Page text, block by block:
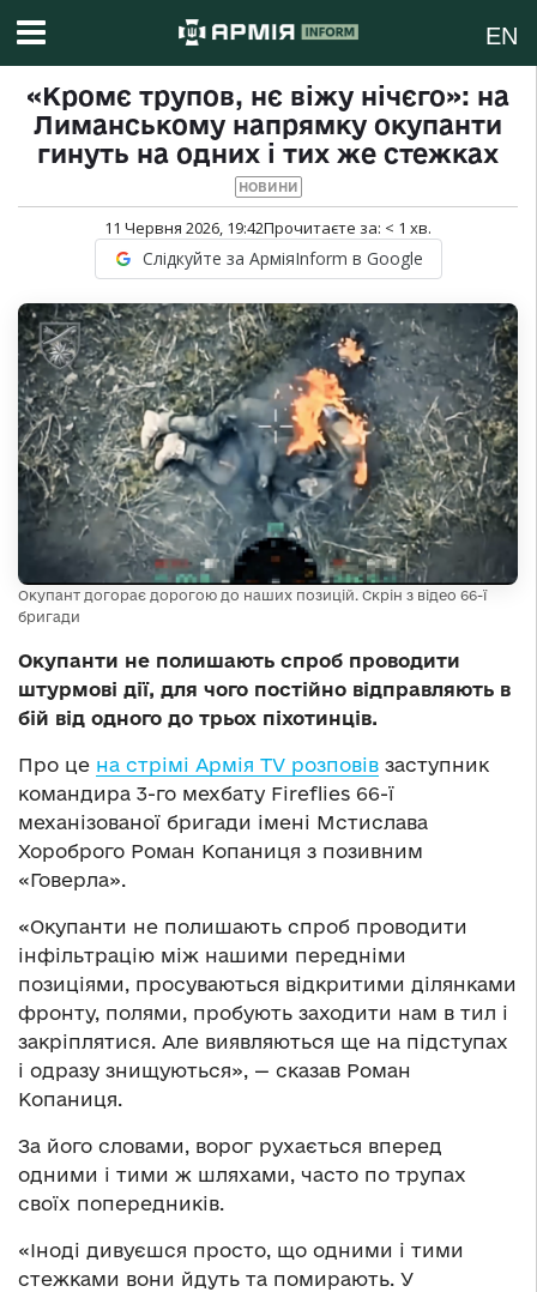
EN
«Кромє трупов, нє віжу нічєго»: на
Лиманському напрямку окупанти
гинуть на одних і тих же стежках
НОВИНИ
11 Червня 2026, 19:42Прочитаєте за: < 1 хв.
Слідкуйте за АрміяInform в Google
Окупант догорає дорогою до наших позицій. Скрін з відео 66-ї
бригади
Окупанти не полишають спроб проводити
штурмові дії, для чого постійно відправляють в
бій від одного до трьох піхотинців.
Про це на стрімі Армія TV розповів заступник
командира 3-го мехбату Fireflies 66-ї
механізованої бригади імені Мстислава
Хороброго Роман Копаниця з позивним
«Говерла».
«Окупанти не полишають спроб проводити
інфільтрацію між нашими передніми
позиціями, просуваються відкритими ділянками
фронту, полями, пробують заходити нам в тил і
закріплятися. Але виявляються ще на підступах
і одразу знищуються», — сказав Роман
Копаниця.
За його словами, ворог рухається вперед
одними і тими ж шляхами, часто по трупах
своїх попередників.
«Іноді дивуєшся просто, що одними і тими
стежками вони йдуть та помирають. У